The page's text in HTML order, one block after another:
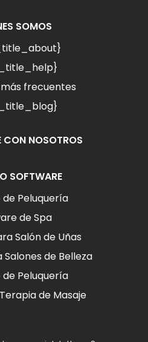
SOMOS
frecuentes
CON NOSOTROS
SOFTWARE
Peluquería
de Spa
Salón de Uñas
de Belleza
Peluquería
de Masaje